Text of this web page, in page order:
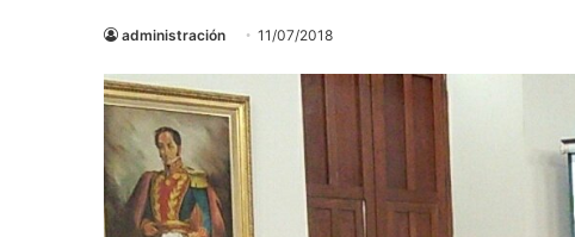
administración 11/07/2018